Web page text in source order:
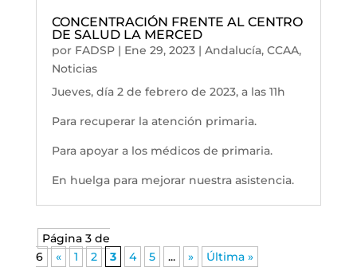
CONCENTRACIÓN FRENTE AL CENTRO
DE SALUD LA MERCED
por FADSP| Ene 29, 2023| Andalucía, CCAA,
Noticias
Jueves, día 2 de febrero de 2023, a las 11h
Para recuperar la atención primaria.
Para apoyar a los médicos de primaria.
En huelga para mejorar nuestra asistencia.
Página 3 de
6
« 1 2 3 4 5 ... » Última »